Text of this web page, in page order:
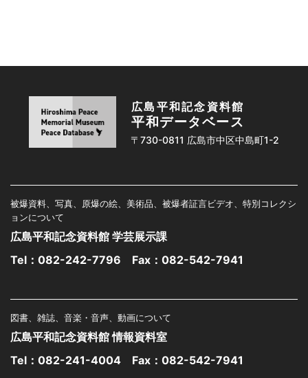
広島平和記念資料館
平和データベース
〒730-0811 広島市中区中島町1-2
被爆資料、写真、原爆の絵、美術品、被爆者証言ビデオ、特別コレクシ
ョンについて
広島平和記念資料館 学芸展示課
Tel： 082-242-7796 Fax：082-542-7941
図書、雑誌、音楽・音声、動画について
広島平和記念資料館 情報資料室
Tel： 082-241-4004 Fax：082-542-7941